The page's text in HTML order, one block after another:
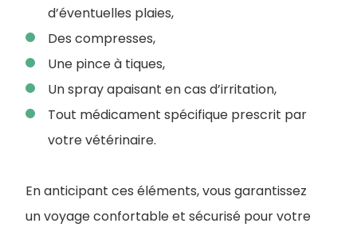
d’éventuelles plaies,
Des compresses,
Une pince à tiques,
Un spray apaisant en cas d’irritation,
Tout médicament spécifique prescrit par
votre vétérinaire.
En anticipant ces éléments, vous garantissez
un voyage confortable et sécurisé pour votre